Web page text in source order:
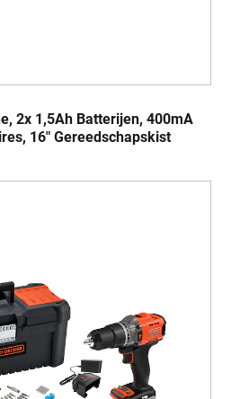
2x 1,5Ah Batterijen, 400mA
16" Gereedschapskist